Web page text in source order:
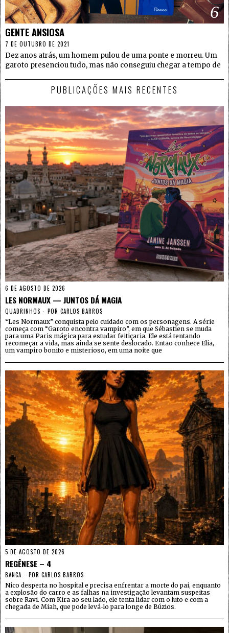
6
GENTE ANSIOSA
7 DE OUTUBRO DE 2021
Dez anos atrás, um homem pulou de uma ponte e morreu. Um
garoto presenciou tudo, mas não conseguiu chegar a tempo de
PUBLICAÇÕES MAIS RECENTES
6 DE AGOSTO DE 2026
LES NORMAUX — JUNTOS DÁ MAGIA
QUADRINHOS POR CARLOS BARROS
“Les Normaux” conquista pelo cuidado com os personagens. A série
começa com “Garoto encontra vampiro”, em que Sébastien se muda
para uma Paris mágica para estudar feitiçaria. Ele está tentando
recomeçar a vida, mas ainda se sente deslocado. Então conhece Elia,
um vampiro bonito e misterioso, em uma noite que
5 DE AGOSTO DE 2026
REGÊNESE – 4
BANCA POR CARLOS BARROS
Nico desperta no hospital e precisa enfrentar a morte do pai, enquanto
a explosão do carro e as falhas na investigação levantam suspeitas
sobre Ravi. Com Kira ao seu lado, ele tenta lidar com o luto e com a
chegada de Miah, que pode levá-lo para longe de Búzios.